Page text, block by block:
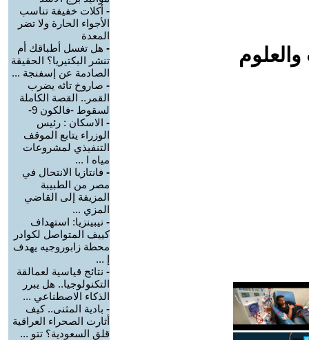
- أكلات خفيفة تناسب
الأجواء الحارة ولا تضر
المعدة
- هل تغسل أطباقك أم
تنشر البكتيريا؟ الحقيقة
الصادمة عن إسفنجة ...
- صاروخ تائه يضرب
القمر.. القصة الكاملة
لسقوط -فالكون 9-
- الاسكان : رئيس
الوزراء يتابع الموقف
التنفيذي لمشروعات
مياه ا ...
- فانتازيا الانتحال في
مصر من الطبيبة
المزيفة إلى القاضي
المزي ...
- نيبينزيا: استهداف
كييف المتواصل لكوادر
محطة زابوروجيه يهدف
إ ...
- نتائج قياسية لعمالقة
التكنولوجيا.. هل يبرر
الذكاء الاصطناعي ...
- بادية المثنى.. كيف
أثارت الصحراء العراقية
قلق السعودية؟ تتو ...